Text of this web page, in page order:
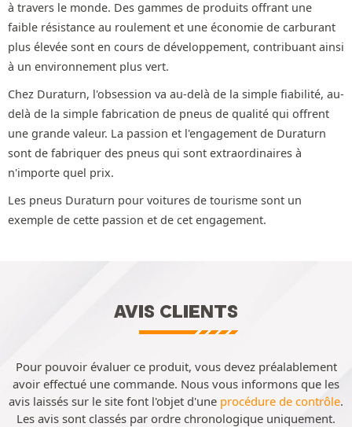
à travers le monde. Des gammes de produits offrant une
faible résistance au roulement et une économie de carburant
plus élevée sont en cours de développement, contribuant ainsi
à un environnement plus vert.
Chez Duraturn, l'obsession va au-delà de la simple fiabilité, au-
delà de la simple fabrication de pneus de qualité qui offrent
une grande valeur. La passion et l'engagement de Duraturn
sont de fabriquer des pneus qui sont extraordinaires à
n'importe quel prix.
Les pneus Duraturn pour voitures de tourisme sont un
exemple de cette passion et de cet engagement.
AVIS CLIENTS
Pour pouvoir évaluer ce produit, vous devez préalablement
avoir effectué une commande. Nous vous informons que les
avis laissés sur le site font l'objet d'une procédure de contrôle.
Les avis sont classés par ordre chronologique uniquement.